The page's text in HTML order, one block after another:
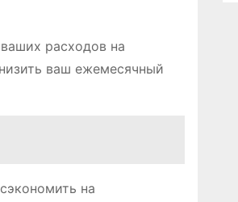
расходов на
ваш ежемесячный
на